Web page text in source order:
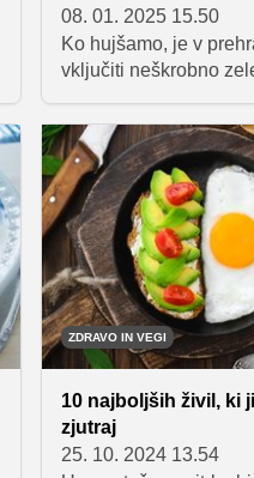
08. 01. 2025 15.50
Ko hujšamo, je v
vključiti neškrobno
vrednost, ima veliko
poleg tega tudi polna
vitaminov ter
nekaj najboljših
zelenjave, ki
hranilne koristi kot
okus, poleg tega pa
izbira, ko se trudite
odvečen kilogram.
ZDRAVO IN VEGI
10 najboljših živil, ki
zjutraj
25. 10. 2024 13.54